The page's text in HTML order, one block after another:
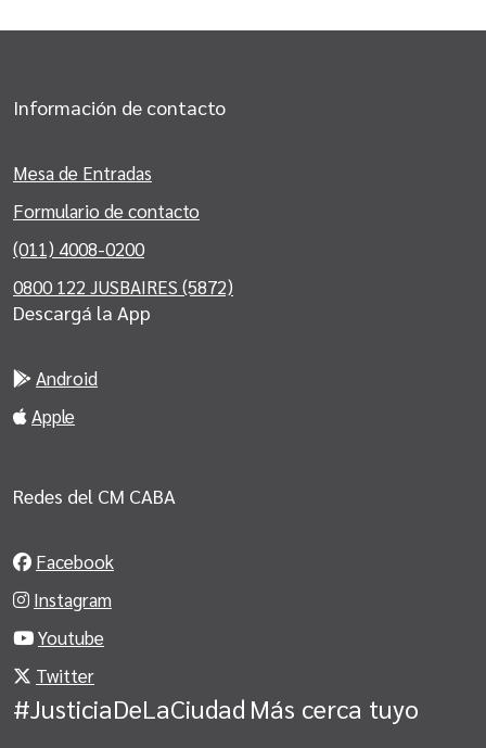
Información de contacto
Mesa de Entradas
Formulario de contacto
(011) 4008-0200
0800 122 JUSBAIRES (5872)
Descargá la App
Android
Apple
Redes del CM CABA
Facebook
Instagram
Youtube
Twitter
#JusticiaDeLaCiudad Más cerca tuyo